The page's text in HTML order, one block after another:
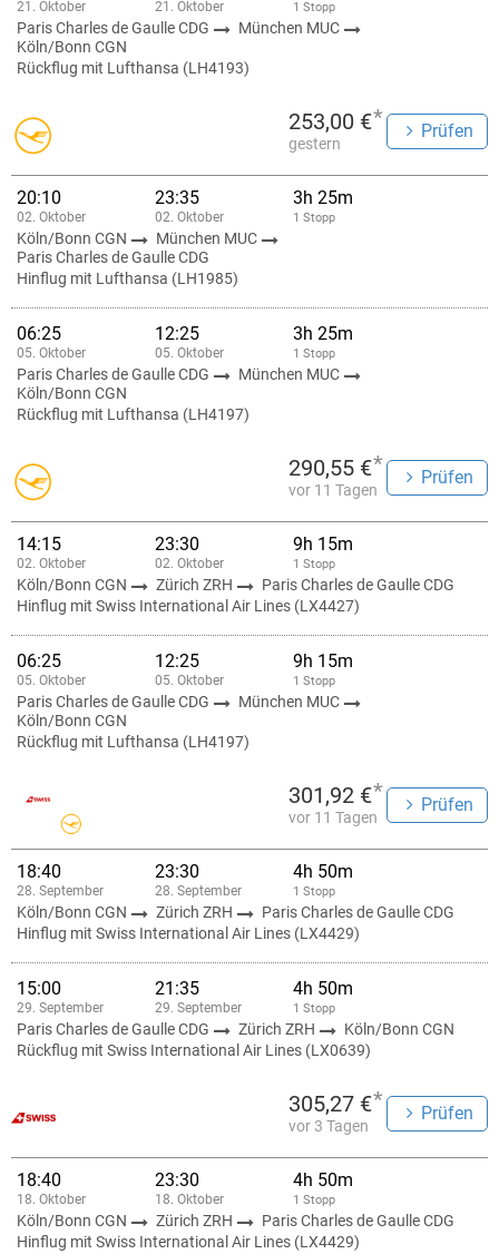
21. Oktober 21. Oktober 1 Stopp
Paris Charles de Gaulle CDG
München MUC
Köln/Bonn CGN
Rückflug mit Lufthansa (LH4193)
253,00 €*
gestern
Prüfen
20:10
02. Oktober
23:35
02. Oktober
3h 25m
1 Stopp
Köln/Bonn CGN
München MUC
Paris Charles de Gaulle CDG
Hinflug mit Lufthansa (LH1985)
06:25
05. Oktober
12:25
05. Oktober
3h 25m
1 Stopp
Paris Charles de Gaulle CDG
München MUC
Köln/Bonn CGN
Rückflug mit Lufthansa (LH4197)
290,55 €*
vor 11 Tagen
Prüfen
14:15
02. Oktober
23:30
02. Oktober
9h 15m
1 Stopp
Köln/Bonn CGN Zürich ZRH
Paris Charles de Gaulle CDG
Hinflug mit Swiss International Air Lines (LX4427)
06:25
05. Oktober
12:25
05. Oktober
9h 15m
1 Stopp
Paris Charles de Gaulle CDG
München MUC
Köln/Bonn CGN
Rückflug mit Lufthansa (LH4197)
301,92 €*
vor 11 Tagen
Prüfen
18:40
28. September
23:30
28. September
4h 50m
1 Stopp
Köln/Bonn CGN Zürich ZRH
Paris Charles de Gaulle CDG
Hinflug mit Swiss International Air Lines (LX4429)
15:00
29. September
21:35
29. September
4h 50m
1 Stopp
Paris Charles de Gaulle CDG Zürich ZRH
Köln/Bonn CGN
Rückflug mit Swiss International Air Lines (LX0639)
305,27 €*
vor 3 Tagen
Prüfen
18:40
18. Oktober
23:30
18. Oktober
4h 50m
1 Stopp
Köln/Bonn CGN Zürich ZRH
Paris Charles de Gaulle CDG
Hinflug mit Swiss International Air Lines (LX4429)